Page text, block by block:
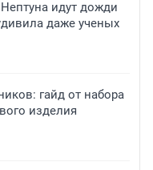
идут дожди
даже ученых
гайд от набора
изделия